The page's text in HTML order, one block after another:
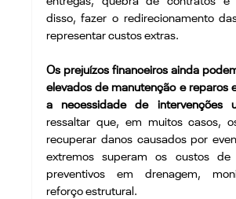
disso, fazer o redirecionamento
representar custos extras.
Os prejuízos financeiros ainda
elevados de manutenção e reparos
a necessidade de intervenções
ressaltar que, em muitos casos,
recuperar danos causados por
extremos superam os custos de
preventivos em drenagem,
reforço estrutural.